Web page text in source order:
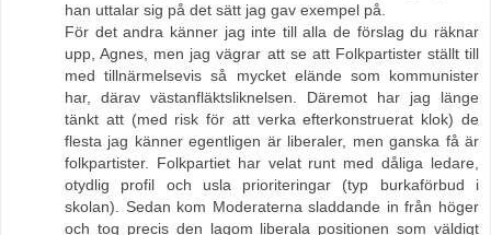
han uttalar sig på det sätt jag gav exempel på.
För det andra känner jag inte till alla de förslag du räknar
upp, Agnes, men jag vägrar att se att Folkpartister ställt till
med tillnärmelsevis så mycket elände som kommunister
har, därav västanfläktsliknelsen. Däremot har jag länge
tänkt att (med risk för att verka efterkonstruerat klok) de
flesta jag känner egentligen är liberaler, men ganska få är
folkpartister. Folkpartiet har velat runt med dåliga ledare,
otydlig profil och usla prioriteringar (typ burkaförbud i
skolan). Sedan kom Moderaterna sladdande in från höger
och tog precis den lagom liberala positionen som väldigt